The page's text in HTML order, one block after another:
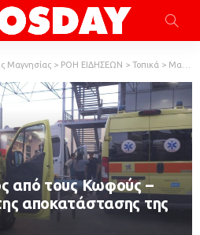
Μαγνησίας > ΡΟΗ ΕΙΔΗΣΕΩΝ > Τοπικά > Μαγνησία
από τους Κωφούς –
αποκατάστασης της